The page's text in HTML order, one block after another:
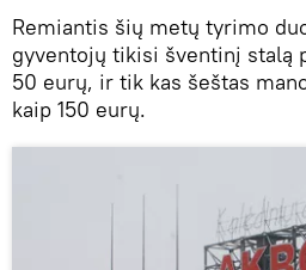
Remiantis šių metų tyrimo
gyventojų tikisi šventinį stalą
50 eurų, ir tik kas šeštas
kaip 150 eurų.